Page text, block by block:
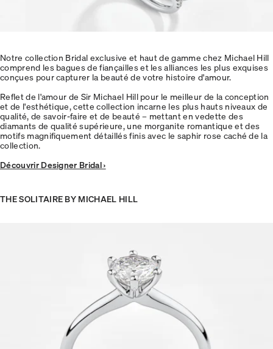
Notre collection Bridal exclusive et haut de gamme chez Michael Hill
comprend les bagues de fiançailles et les alliances les plus exquises
conçues pour capturer la beauté de votre histoire d'amour.
Reflet de l'amour de Sir Michael Hill pour le meilleur de la conception
et de l'esthétique, cette collection incarne les plus hauts niveaux de
qualité, de savoir-faire et de beauté – mettant en vedette des
diamants de qualité supérieure, une morganite romantique et des
motifs magnifiquement détaillés finis avec le saphir rose caché de la
collection.
Découvrir Designer Bridal ›
THE SOLITAIRE BY MICHAEL HILL